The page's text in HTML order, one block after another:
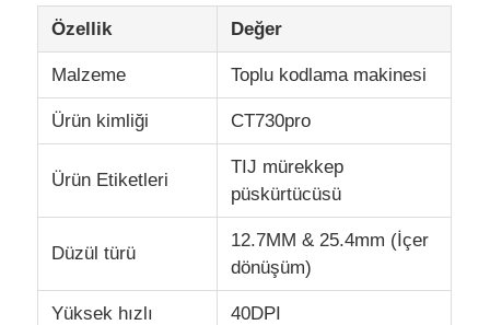
Ürünler
Hakkımızda
Fabrika turu
Kalite kontrol
Bize ulaşın
Özellik Değer
Malzeme Toplu kodlama makinesi
Ürün kimliği CT730pro
Ürün Etiketleri
TIJ mürekkep
püskürtücüsü
Düzül türü
12.7MM & 25.4mm (İçer
dönüşüm)
Yüksek hızlı
40DPI